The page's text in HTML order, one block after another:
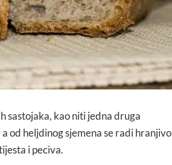
sastojaka, kao niti jedna druga
od heljdinog sjemena se radi hranjivo
i peciva.